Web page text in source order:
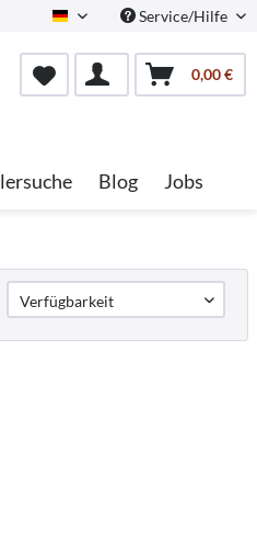
German Service/Hilfe
0,00 €
Blog Jobs